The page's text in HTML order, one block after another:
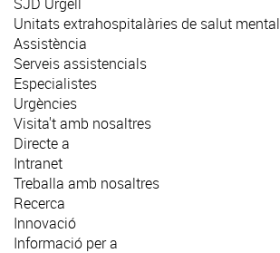
Unitats extrahospitalàries de salut mental
Assistència
Serveis assistencials
Especialistes
Urgències
Visita't amb nosaltres
Directe a
Intranet
Treballa amb nosaltres
Recerca
Innovació
Informació per a